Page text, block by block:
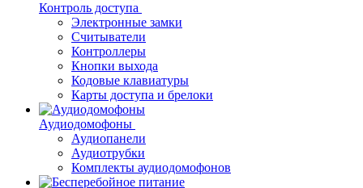
Контроль доступа
Электронные замки
Считыватели
Контроллеры
Кнопки выхода
Кодовые клавиатуры
Карты доступа и брелоки
Аудиодомофоны
Аудиопанели
Аудиотрубки
Комплекты аудиодомофонов